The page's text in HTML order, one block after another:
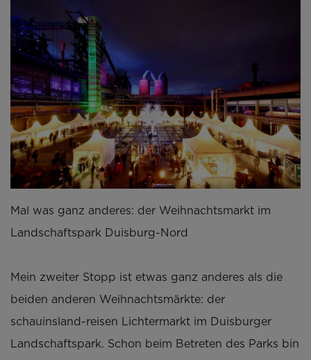
Mal was ganz anderes: der Weihnachtsmarkt im
Landschaftspark Duisburg-Nord
Mein zweiter Stopp ist etwas ganz anderes als die
beiden anderen Weihnachtsmärkte: der
schauinsland-reisen Lichtermarkt im Duisburger
Landschaftspark. Schon beim Betreten des Parks bin